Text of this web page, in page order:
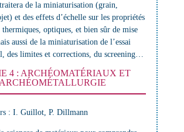
de la miniaturisation (grain,
et des effets d’échelle sur les propriétés
thermiques, optiques, et bien sûr de mise
aussi de la miniaturisation de l’essai
des limites et corrections, du screening…
4 : ARCHÉOMATÉRIAUX ET
ARCHÉOMÉTALLURGIE
: I. Guillot, P. Dillmann